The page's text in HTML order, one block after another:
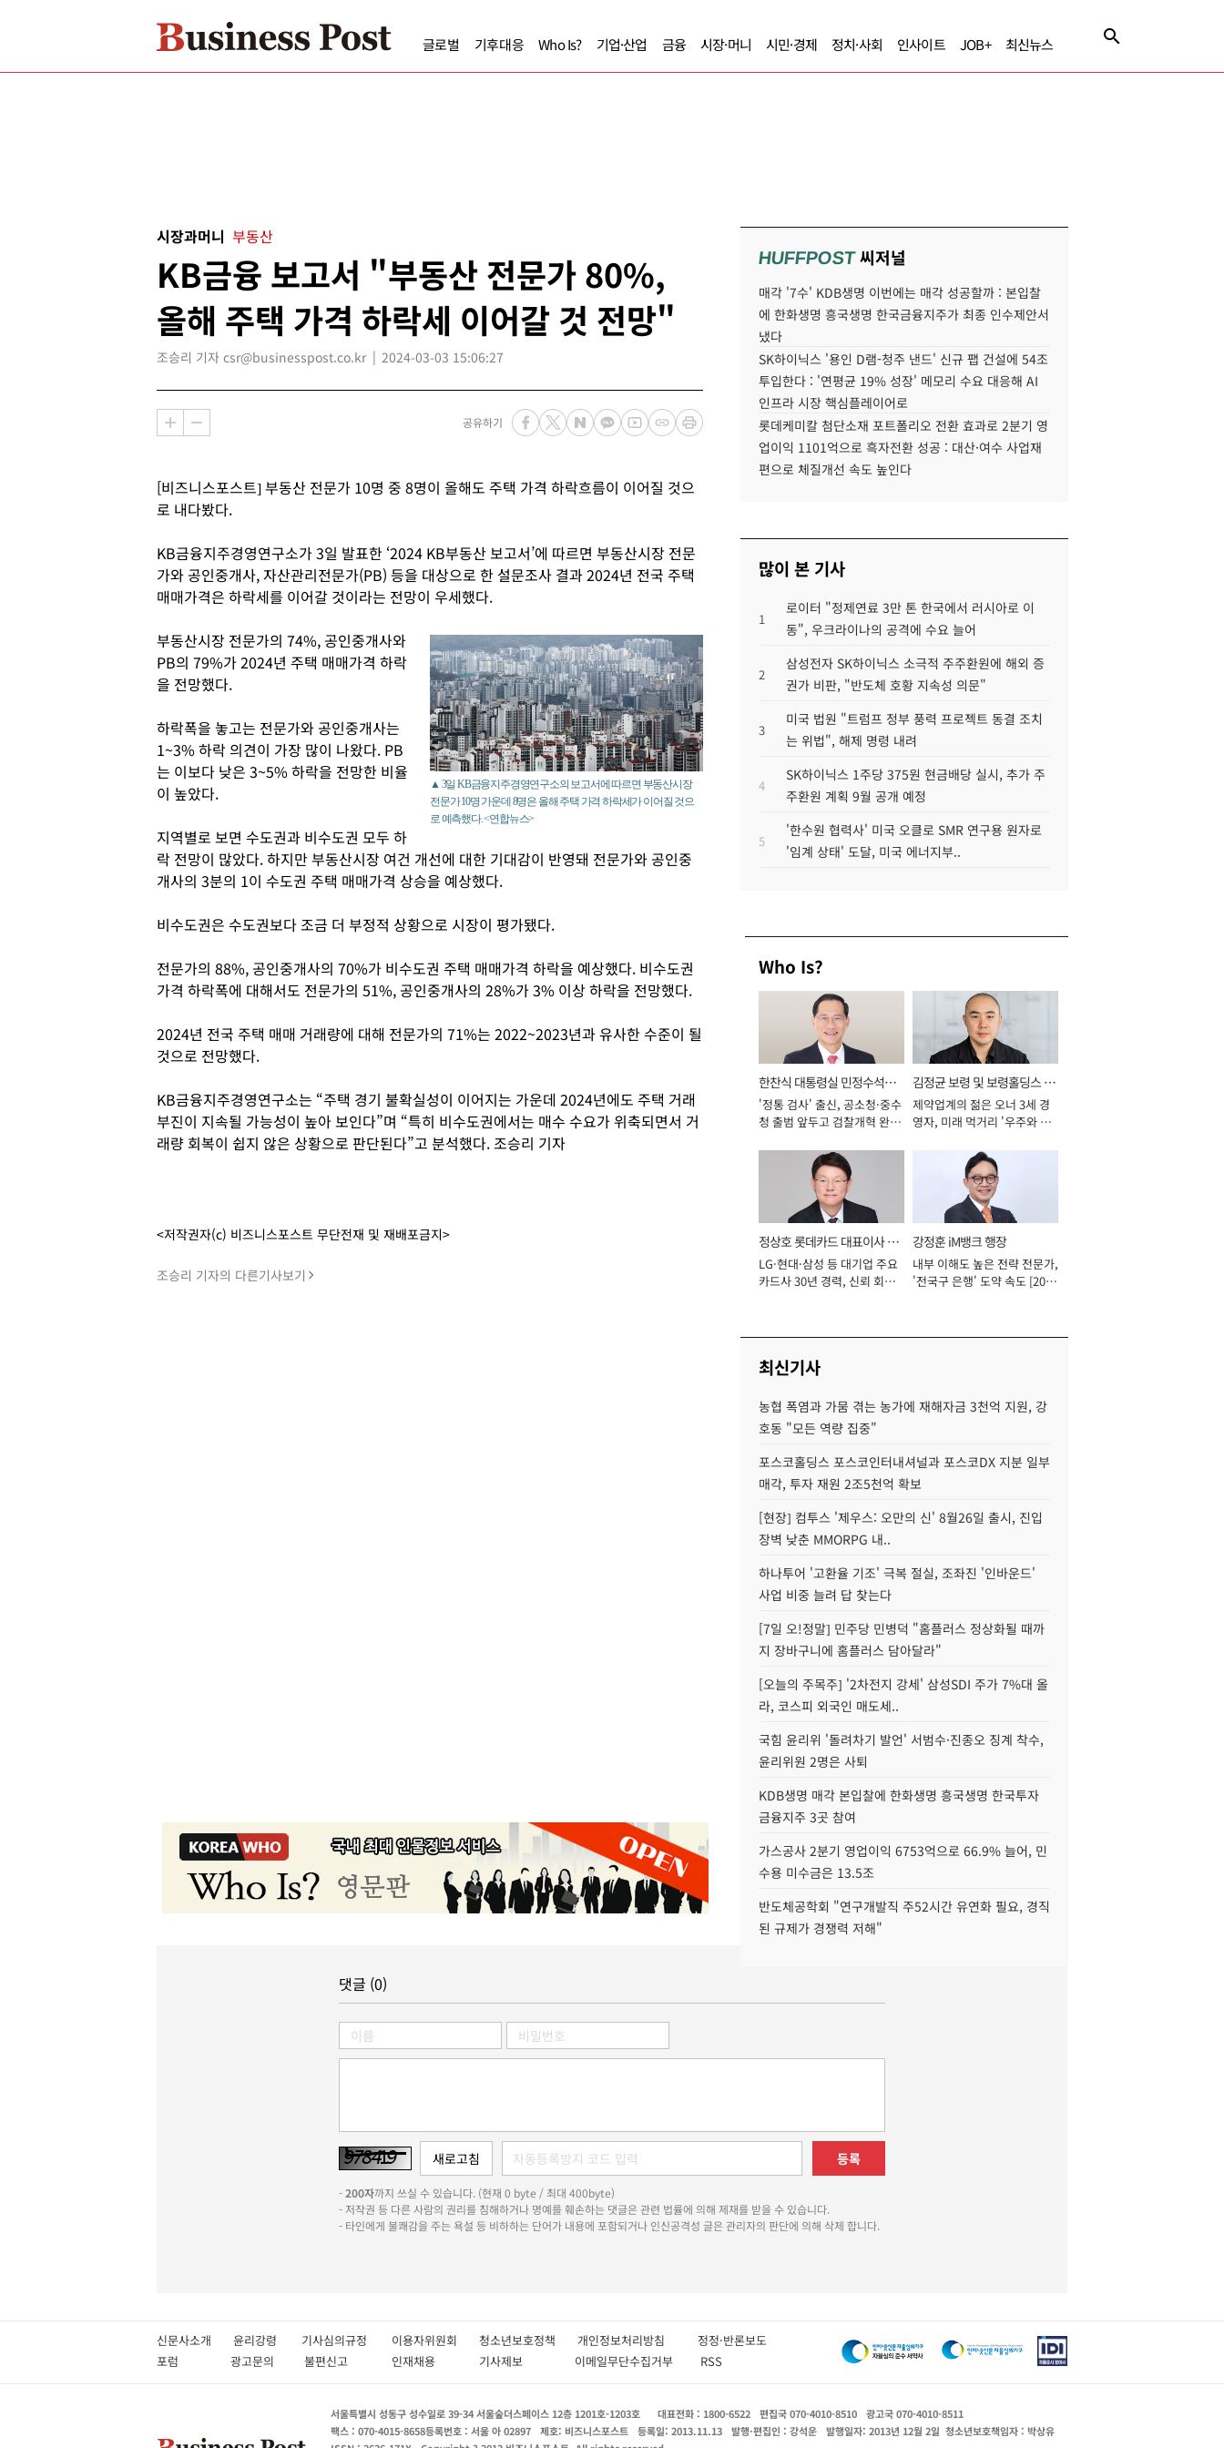
글로벌 기후대응 Who Is? 기업·산업 금융 시장·머니 시민·경제 정치·사회 인사이트 JOB+ 최신뉴스
시장과머니 부동산
KB금융 보고서 "부동산 전문가 80%,
올해 주택 가격 하락세 이어갈 것 전망"
조승리 기자 csr@businesspost.co.kr 2024-03-03 15:06:27
공유하기
[비즈니스포스트] 부동산 전문가 10명 중 8명이 올해도 주택 가격 하락흐름이 이어질 것으
로 내다봤다.
KB금융지주경영연구소가 3일 발표한 ‘2024 KB부동산 보고서’에 따르면 부동산시장 전문
가와 공인중개사, 자산관리전문가(PB) 등을 대상으로 한 설문조사 결과 2024년 전국 주택
매매가격은 하락세를 이어갈 것이라는 전망이 우세했다.
▲ 3일 KB금융지주경영연구소의 보고서에 따르면 부동산시장
전문가 10명 가운데 8명은 올해 주택 가격 하락세가 이어질 것으
로 예측했다. <연합뉴스>
부동산시장 전문가의 74%, 공인중개사와
PB의 79%가 2024년 주택 매매가격 하락
을 전망했다.
하락폭을 놓고는 전문가와 공인중개사는
1~3% 하락 의견이 가장 많이 나왔다. PB
는 이보다 낮은 3~5% 하락을 전망한 비율
이 높았다.
지역별로 보면 수도권과 비수도권 모두 하
락 전망이 많았다. 하지만 부동산시장 여건 개선에 대한 기대감이 반영돼 전문가와 공인중
개사의 3분의 1이 수도권 주택 매매가격 상승을 예상했다.
비수도권은 수도권보다 조금 더 부정적 상황으로 시장이 평가됐다.
전문가의 88%, 공인중개사의 70%가 비수도권 주택 매매가격 하락을 예상했다. 비수도권
가격 하락폭에 대해서도 전문가의 51%, 공인중개사의 28%가 3% 이상 하락을 전망했다.
2024년 전국 주택 매매 거래량에 대해 전문가의 71%는 2022~2023년과 유사한 수준이 될
것으로 전망했다.
KB금융지주경영연구소는 “주택 경기 불확실성이 이어지는 가운데 2024년에도 주택 거래
부진이 지속될 가능성이 높아 보인다”며 “특히 비수도권에서는 매수 수요가 위축되면서 거
래량 회복이 쉽지 않은 상황으로 판단된다”고 분석했다. 조승리 기자
<저작권자(c) 비즈니스포스트 무단전재 및 재배포금지>
조승리 기자의 다른기사보기
HUFFPOST씨저널
매각 '7수' KDB생명 이번에는 매각 성공할까 : 본입찰
에 한화생명 흥국생명 한국금융지주가 최종 인수제안서
냈다
SK하이닉스 '용인 D램-청주 낸드' 신규 팹 건설에 54조
투입한다 : '연평균 19% 성장' 메모리 수요 대응해 AI
인프라 시장 핵심플레이어로
롯데케미칼 첨단소재 포트폴리오 전환 효과로 2분기 영
업이익 1101억으로 흑자전환 성공 : 대산·여수 사업재
편으로 체질개선 속도 높인다
많이 본 기사
1
로이터 "정제연료 3만 톤 한국에서 러시아로 이
동", 우크라이나의 공격에 수요 늘어
2
삼성전자 SK하이닉스 소극적 주주환원에 해외 증
권가 비판, "반도체 호황 지속성 의문"
3
미국 법원 "트럼프 정부 풍력 프로젝트 동결 조치
는 위법", 해제 명령 내려
4
SK하이닉스 1주당 375원 현금배당 실시, 추가 주
주환원 계획 9월 공개 예정
5
'한수원 협력사' 미국 오클로 SMR 연구용 원자로
'임계 상태' 도달, 미국 에너지부..
Who Is?
한찬식 대통령실 민정수석비
서관
'정통 검사' 출신, 공소청·중수
청 출범 앞두고 검찰개혁 완수
김정균 보령 및 보령홀딩스 대
표이사 사장
제약업계의 젊은 오너 3세 경
영자, 미래 먹거리 '우주와 헬
정상호 롯데카드 대표이사 사
장
LG·현대·삼성 등 대기업 주요
카드사 30년 경력, 신뢰 회복
강정훈 iM뱅크 행장
내부 이해도 높은 전략 전문가,
'전국구 은행' 도약 속도 [2026
최신기사
농협 폭염과 가뭄 겪는 농가에 재해자금 3천억 지원, 강
호동 "모든 역량 집중"
포스코홀딩스 포스코인터내셔널과 포스코DX 지분 일부
매각, 투자 재원 2조5천억 확보
[현장] 컴투스 '제우스: 오만의 신' 8월26일 출시, 진입
장벽 낮춘 MMORPG 내..
하나투어 '고환율 기조' 극복 절실, 조좌진 '인바운드'
사업 비중 늘려 답 찾는다
[7일 오!정말] 민주당 민병덕 "홈플러스 정상화될 때까
지 장바구니에 홈플러스 담아달라"
[오늘의 주목주] '2차전지 강세' 삼성SDI 주가 7%대 올
라, 코스피 외국인 매도세..
국힘 윤리위 '돌려차기 발언' 서범수·진종오 징계 착수,
윤리위원 2명은 사퇴
KDB생명 매각 본입찰에 한화생명 흥국생명 한국투자
금융지주 3곳 참여
가스공사 2분기 영업이익 6753억으로 66.9% 늘어, 민
수용 미수금은 13.5조
반도체공학회 "연구개발직 주52시간 유연화 필요, 경직
된 규제가 경쟁력 저해"
댓글 (0)
등록
-200자까지 쓰실 수 있습니다. (현재 0 byte / 최대 400byte)
- 저작권 등 다른 사람의 권리를 침해하거나 명예를 훼손하는 댓글은 관련 법률에 의해 제재를 받을 수 있습니다.
- 타인에게 불쾌감을 주는 욕설 등 비하하는 단어가 내용에 포함되거나 인신공격성 글은 관리자의 판단에 의해 삭제 합니다.
신문사소개 윤리강령 기사심의규정 이용자위원회 청소년보호정책 개인정보처리방침 정정·반론보도
포럼
광고문의 불편신고 인재채용 기사제보 이메일무단수집거부 RSS
서울특별시 성동구 성수일로 39-34 서울숲더스페이스 12층 1201호-1203호 대표전화 : 1800-6522 편집국 070-4010-8510
광고국 070-4010-8511
팩스 : 070-4015-8658등록번호 : 서울 아 02897 제호: 비즈니스포스트 등록일: 2013.11.13 발행·편집인 : 강석운 발행일자: 2013년 12월 2일 청소년보호책임자 : 박상유